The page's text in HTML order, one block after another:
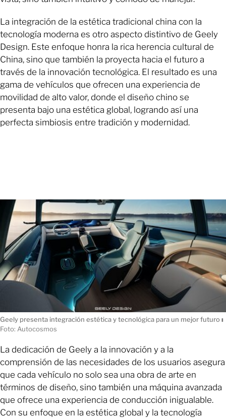
La integración de la estética tradicional china con la
tecnología moderna es otro aspecto distintivo de Geely
Design. Este enfoque honra la rica herencia cultural de
China, sino que también la proyecta hacia el futuro a
través de la innovación tecnológica. El resultado es una
gama de vehículos que ofrecen una experiencia de
movilidad de alto valor, donde el diseño chino se
presenta bajo una estética global, logrando así una
perfecta simbiosis entre tradición y modernidad.
Geely presenta integración estética y tecnológica para un mejor futuroı
Foto: Autocosmos
La dedicación de Geely a la innovación y a la
comprensión de las necesidades de los usuarios asegura
que cada vehículo no solo sea una obra de arte en
términos de diseño, sino también una máquina avanzada
que ofrece una experiencia de conducción inigualable.
Con su enfoque en la estética global y la tecnología